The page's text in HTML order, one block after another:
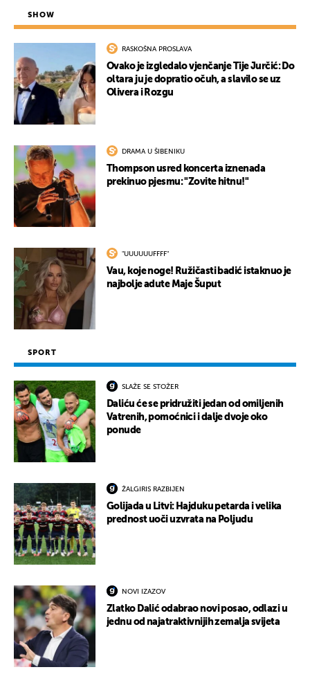
SHOW
RASKOŠNA PROSLAVA
Ovako je izgledalo vjenčanje Tije Jurčić: Do
oltara ju je dopratio očuh, a slavilo se uz
Olivera i Rozgu
DRAMA U ŠIBENIKU
Thompson usred koncerta iznenada
prekinuo pjesmu: "Zovite hitnu!"
"UUUUUUFFFF"
Vau, koje noge! Ružičasti badić istaknuo je
najbolje adute Maje Šuput
SPORT
SLAŽE SE STOŽER
Daliću će se pridružiti jedan od omiljenih
Vatrenih, pomoćnici i dalje dvoje oko
ponude
ŽALGIRIS RAZBIJEN
Golijada u Litvi: Hajduku petarda i velika
prednost uoči uzvrata na Poljudu
NOVI IZAZOV
Zlatko Dalić odabrao novi posao, odlazi u
jednu od najatraktivnijih zemalja svijeta